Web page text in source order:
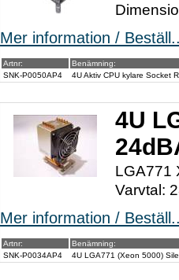
Mer information /
Artnr:
Benämning:
SNK-P0050AP4
4U Aktiv CPU kylare Socket
4U
LGA771
Varvtal:
Mer information /
Artnr:
Benämning:
SNK-P0034AP4
4U LGA771 (Xeon 5000)